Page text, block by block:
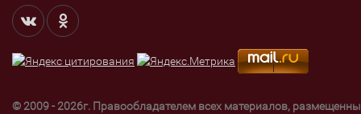
© 2009 - 2026г. Правообладателем всех материалов,